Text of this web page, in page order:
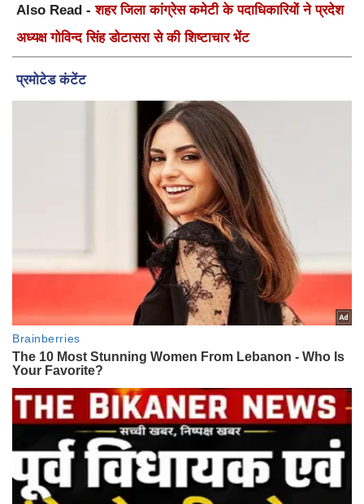
Also Read -शहर जिला कांग्रेस कमेटी के पदाधिकारियों ने प्रदेश
अध्यक्ष गोविन्द सिंह डोटासरा से की शिष्टाचार भेंट